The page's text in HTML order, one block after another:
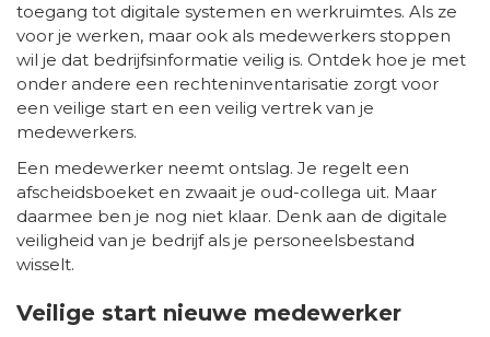
toegang tot digitale systemen en werkruimtes. Als ze
voor je werken, maar ook als medewerkers stoppen
wil je dat bedrijfsinformatie veilig is. Ontdek hoe je met
onder andere een rechteninventarisatie zorgt voor
een veilige start en een veilig vertrek van je
medewerkers.
Een medewerker neemt ontslag. Je regelt een
afscheidsboeket en zwaait je oud-collega uit. Maar
daarmee ben je nog niet klaar. Denk aan de digitale
veiligheid van je bedrijf als je personeelsbestand
wisselt.
Veilige start nieuwe medewerker